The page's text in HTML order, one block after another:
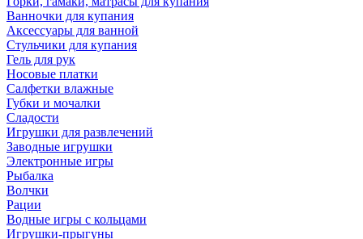
Ванночки для купания
Аксессуары для ванной
Стульчики для купания
Гель для рук
Носовые платки
Салфетки влажные
Губки и мочалки
Сладости
Игрушки для развлечений
Заводные игрушки
Электронные игры
Рыбалка
Волчки
Рации
Водные игры с кольцами
Игрушки-прыгуны